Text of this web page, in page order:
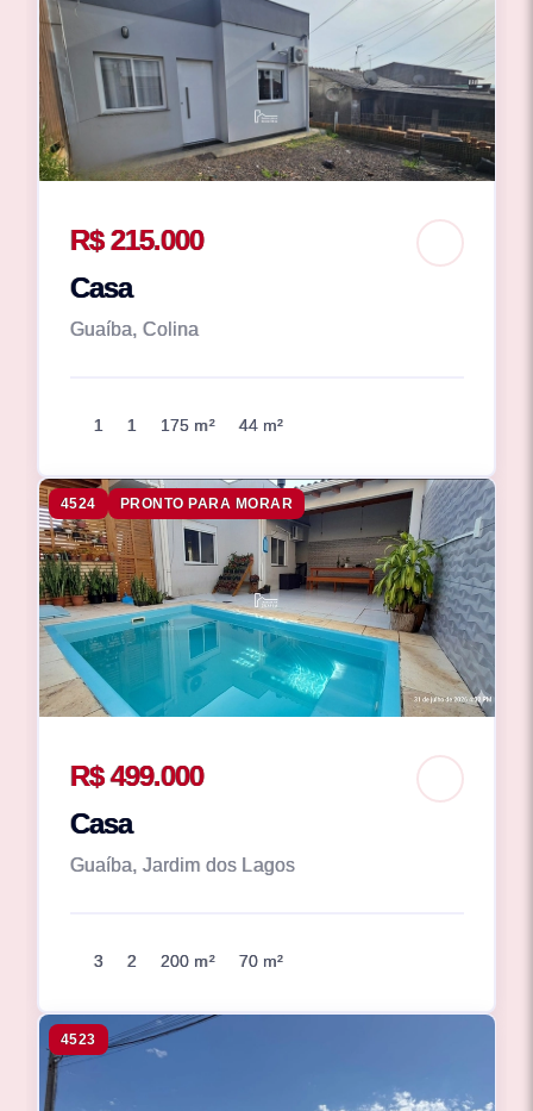
R$ 215.000
Casa
Guaíba, Colina
1 1 175 m² 44 m²
4524 PRONTO PARA MORAR
R$ 499.000
Casa
Guaíba, Jardim dos Lagos
3 2 200 m² 70 m²
4523